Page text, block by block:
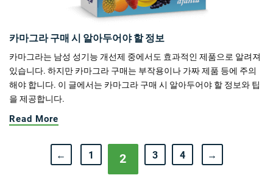
카마그라 구매 시 알아두어야 할 정보
카마그라는 남성 성기능 개선제 중에서도 효과적인 제품으로 알려져
있습니다. 하지만 카마그라 구매는 부작용이나 가짜 제품 등에 주의
해야 합니다. 이 글에서는 카마그라 구매 시 알아두어야 할 정보와 팁
을 제공합니다.
Read More
← 1 2 3 4 →